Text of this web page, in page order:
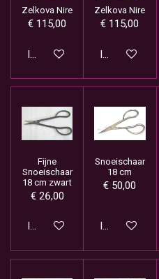
Zelkova Nire
€ 115,00
In winkelwagen
Zelkova Nire
€ 115,00
In
Fijne
Snoeischaar
18 cm zwart
€ 26,00
In winkelwagen
Snoeischaar
18 cm
€ 50,00
In